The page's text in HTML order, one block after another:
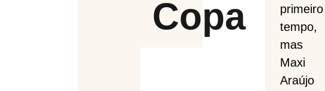
Copa
primeiro
tempo,
mas
Maxi
Araújo